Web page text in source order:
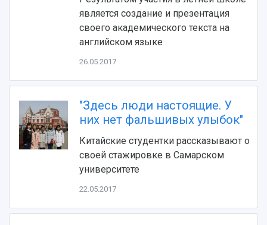
Устойчивое развитие
3D-тур по университету
Учебный аэродром
Центр истории авиационных двигателей
Ботанический сад
Умный дом бабочек
Международный межвузовский кампус
Сведения об образовательной организации
Официальные документы
Противодействие COVID-19
деятельности
Журналы Самарского университета
Научные конференции
Публикации и издания
является создание и презентация
своего академического текста на
английском языке
26.05.2017
"Здесь люди настоящие. У
них нет фальшивых улыбок"
Китайские студентки рассказывают о
своей стажировке в Самарском
университете
22.05.2017